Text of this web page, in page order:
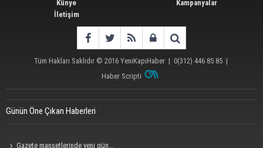
Künye
İletişim
Kampanyalar
Tüm Hakları Saklıdır © 2016 YeniKapıHaber| 0(312) 446 85 85|
Haber Scripti
Günün Öne Çıkan Haberleri
Gazete manşetlerinde yeni gün...